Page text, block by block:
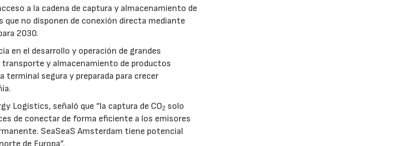
a la cadena de captura y almacenamiento de
no disponen de conexión directa mediante
2030.
en el desarrollo y operación de grandes
y almacenamiento de productos
terminal segura y preparada para crecer
Logistics, señaló que “la captura de CO2 solo
de conectar de forma eficiente a los emisores
SeaSeaS Amsterdam tiene potencial
de Europa”.